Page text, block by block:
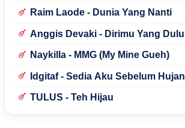
Raim Laode - Dunia Yang Nanti
Anggis Devaki - Dirimu Yang Dulu
Naykilla - MMG (My Mine Gueh)
Idgitaf - Sedia Aku Sebelum Hujan
TULUS - Teh Hijau